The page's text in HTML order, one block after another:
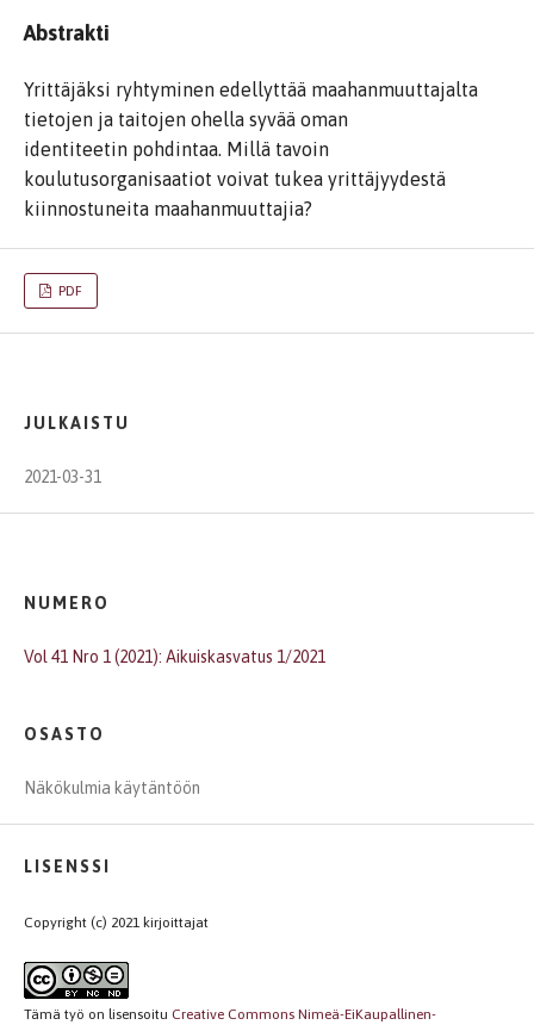
Abstrakti
Yrittäjäksi ryhtyminen edellyttää maahanmuuttajalta
tietojen ja taitojen ohella syvää oman
identiteetin pohdintaa. Millä tavoin
koulutusorganisaatiot voivat tukea yrittäjyydestä
kiinnostuneita maahanmuuttajia?
PDF
JULKAISTU
2021-03-31
NUMERO
Vol 41 Nro 1 (2021): Aikuiskasvatus 1/2021
OSASTO
Näkökulmia käytäntöön
LISENSSI
Copyright (c) 2021 kirjoittajat
Tämä työ on lisensoitu Creative Commons Nimeä-EiKaupallinen-